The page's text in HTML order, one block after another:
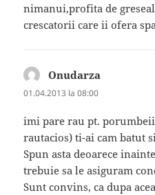
nimanui,profita de
crescatorii care ii ofera
Onudarza
01.04.2013 la 08:00
imi pare rau pt.
rautacios) ti-ai cam batut
Spun asta deoarece
trebuie sa le asiguram
Sunt convins, ca dupa